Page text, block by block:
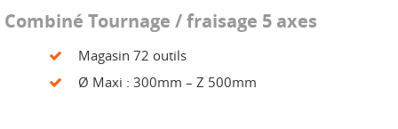
Combiné Tournage / fraisage 5 axes
Magasin 72 outils
Ø Maxi : 300mm – Z 500mm